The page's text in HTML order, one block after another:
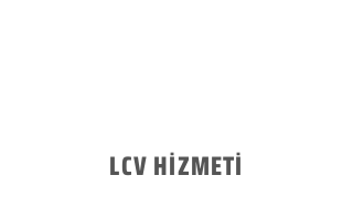
LCV HİZMETİ